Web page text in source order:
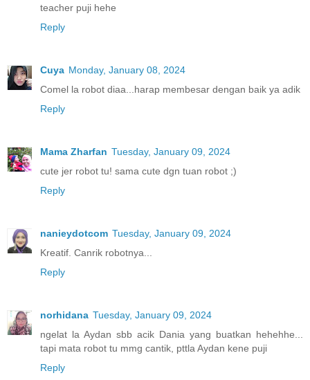
teacher puji hehe
Reply
Cuya Monday, January 08, 2024
Comel la robot diaa...harap membesar dengan baik ya adik
Reply
Mama Zharfan Tuesday, January 09, 2024
cute jer robot tu! sama cute dgn tuan robot ;)
Reply
nanieydotcom Tuesday, January 09, 2024
Kreatif. Canrik robotnya...
Reply
norhidana Tuesday, January 09, 2024
ngelat la Aydan sbb acik Dania yang buatkan hehehhe...
tapi mata robot tu mmg cantik, pttla Aydan kene puji
Reply